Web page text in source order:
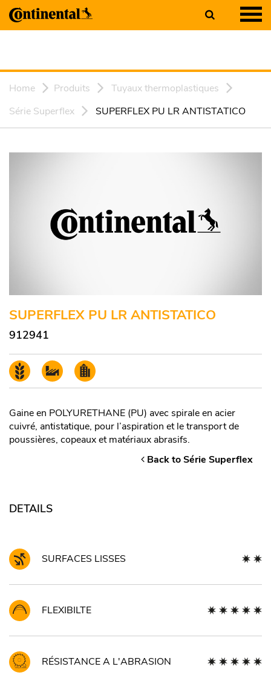
Home Produits
Tuyaux thermoplastiques
Série Superflex
SUPERFLEX PU LR ANTISTATICO
SUPERFLEX PU LR ANTISTATICO
912941
Gaine en POLYURETHANE (PU) avec spirale en acier
cuivré, antistatique, pour l’aspiration et le transport de
poussières, copeaux et matériaux abrasifs.
Back to Série Superflex
DETAILS
SURFACES LISSES
FLEXIBILTE
RÉSISTANCE A L'ABRASION